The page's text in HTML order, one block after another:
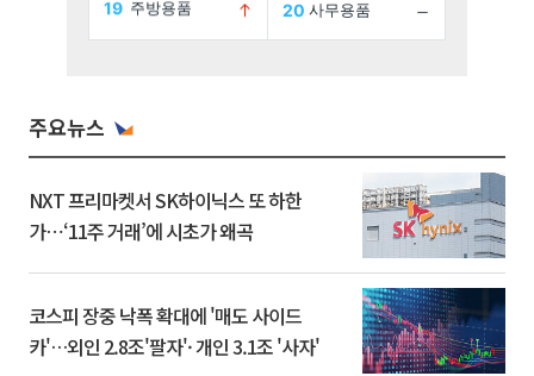
주요뉴스
NXT 프리마켓서 SK하이닉스 또 하한
가⋯‘11주 거래’에 시초가 왜곡
코스피 장중 낙폭 확대에 '매도 사이드
카'…외인 2.8조'팔자'· 개인 3.1조 '사자'